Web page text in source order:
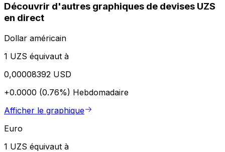
Découvrir d'autres graphiques de devises UZS
en direct
Dollar américain
1 UZS équivaut à
0,00008392 USD
+0.0000 (0.76%) Hebdomadaire
Afficher le graphique
Euro
1 UZS équivaut à